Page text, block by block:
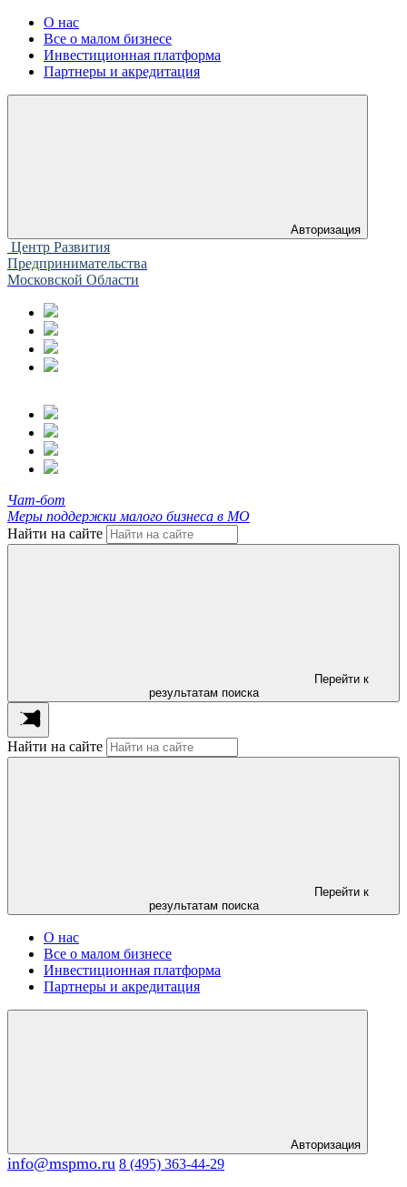
О нас
Все о малом бизнесе
Инвестиционная платформа
Партнеры и акредитация
Авторизация
Центр Развития
Предпринимательства
Московской Области
Чат-бот
Меры поддержки малого бизнеса в МО
Найти на сайте
Перейти к
результатам поиска
Найти на сайте
Перейти к
результатам поиска
О нас
Все о малом бизнесе
Инвестиционная платформа
Партнеры и акредитация
Авторизация
info@mspmo.ru 8 (495) 363-44-29